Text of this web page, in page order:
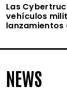
Las
vehículos
lanzamientos
NEWS